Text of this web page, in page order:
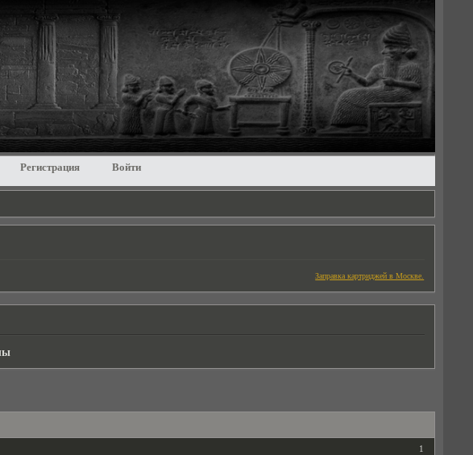
Регистрация Войти
Заправка картриджей в Москве.
1